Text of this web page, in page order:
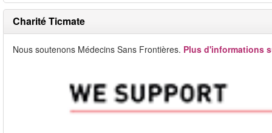
Charité Ticmate
Nous soutenons Médecins Sans Frontières. Plus d'informations